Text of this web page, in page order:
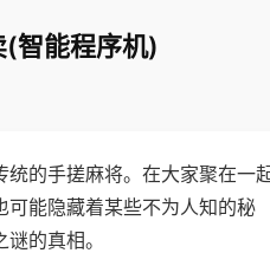
智能程序机)
的手搓麻将。在大家聚在一
能隐藏着某些不为人知的秘
的真相。